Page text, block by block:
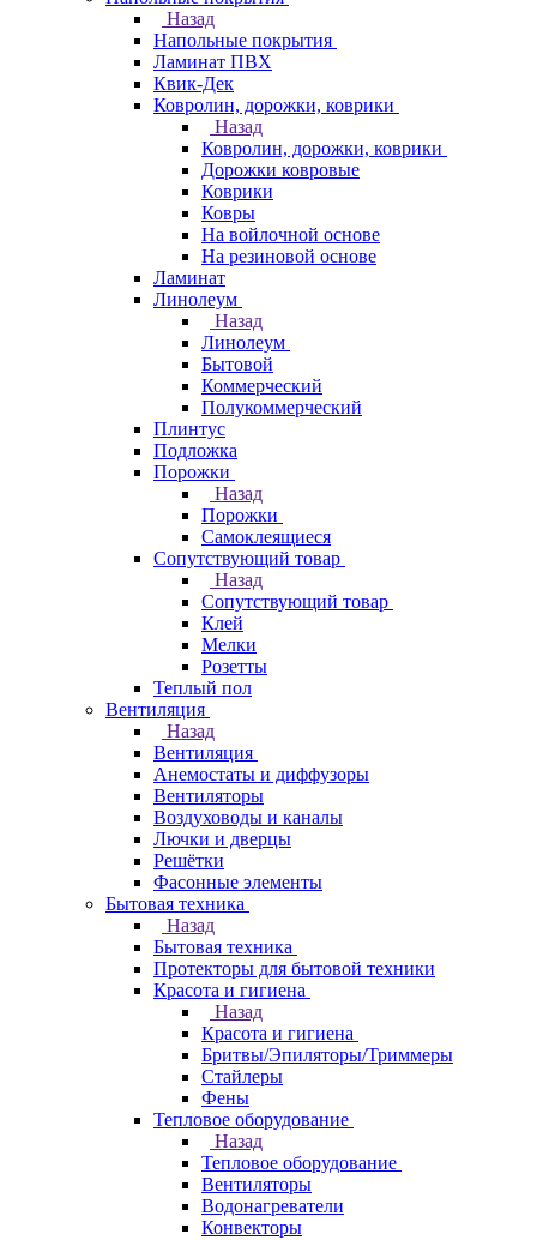
Назад
Напольные покрытия
Ламинат ПВХ
Квик-Дек
Ковролин, дорожки, коврики
Назад
Ковролин, дорожки, коврики
Дорожки ковровые
Коврики
Ковры
На войлочной основе
На резиновой основе
Ламинат
Линолеум
Назад
Линолеум
Бытовой
Коммерческий
Полукоммерческий
Плинтус
Подложка
Порожки
Назад
Порожки
Самоклеящиеся
Сопутствующий товар
Назад
Сопутствующий товар
Клей
Мелки
Розетты
Теплый пол
Вентиляция
Назад
Вентиляция
Анемостаты и диффузоры
Вентиляторы
Воздуховоды и каналы
Лючки и дверцы
Решётки
Фасонные элементы
Бытовая техника
Назад
Бытовая техника
Протекторы для бытовой техники
Красота и гигиена
Назад
Красота и гигиена
Бритвы/Эпиляторы/Триммеры
Стайлеры
Фены
Тепловое оборудование
Назад
Тепловое оборудование
Вентиляторы
Водонагреватели
Конвекторы